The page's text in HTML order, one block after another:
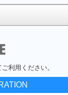
利用ください。